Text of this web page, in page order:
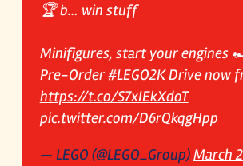
🏆 b… win stuff
Minifigures, start your engines
Pre-Order#LEGO2KDrive now
https://t.co/S7xIEkXdoT
pic.twitter.com/D6rQkqgHpp
— LEGO (@LEGO_Group)March